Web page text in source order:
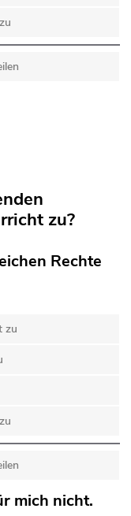
zu?
Rechte
zu
mich nicht.